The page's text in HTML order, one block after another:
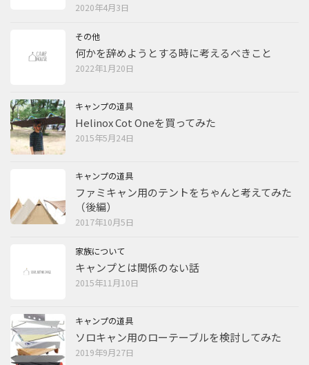
2020年4月3日
その他
何かを辞めようとする時に考えるべきこと
2022年1月20日
キャンプの道具
Helinox Cot Oneを買ってみた
2015年5月24日
キャンプの道具
ファミキャン用のテントをちゃんと考えてみた
（後編）
2017年10月5日
家族について
キャンプとは関係のない話
2015年11月10日
キャンプの道具
ソロキャン用のローテーブルを検討してみた
2019年9月27日